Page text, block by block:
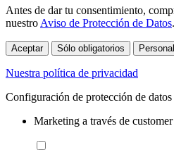
Antes de dar tu consentimiento,
nuestro Aviso de Protección de Datos.
Aceptar Sólo obligatorios
Nuestra política de privacidad
Configuración de protección de datos
Marketing a través de